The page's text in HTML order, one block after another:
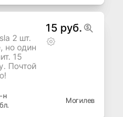
2 шт.
но один
15
Почтой
15 руб.
н
Могилев